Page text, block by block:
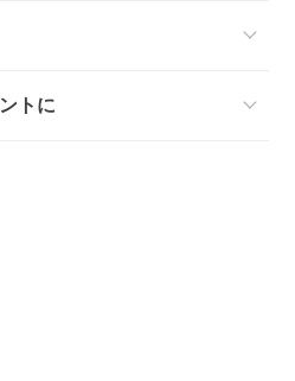
トに